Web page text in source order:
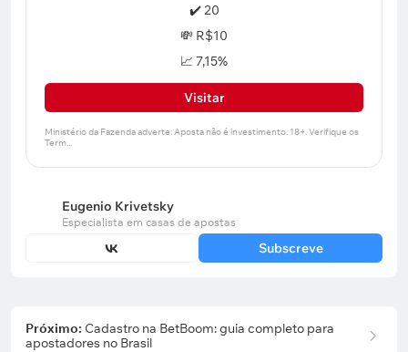
✔️ 20
💸 R$10
📈 7,15%
Visitar
Eugenio Krivetsky
Especialista em casas de apostas
Subscreve
Próximo: Cadastro na BetBoom: guia completo para
apostadores no Brasil